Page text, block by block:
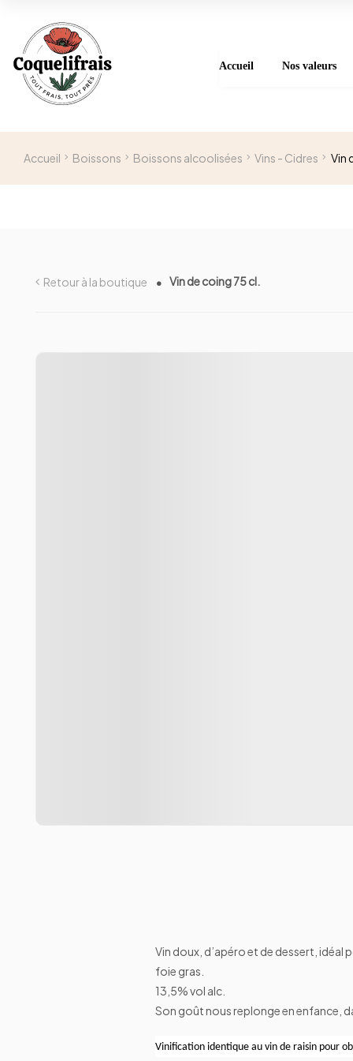
Accueil Nos valeurs
Accueil Boissons Boissons alcoolisées Vins - Cidres Vin
Retour à la boutique Vin de coing 75 cl.
Vin doux, d’apéro et de dessert,
foie gras.
13,5% vol alc.
Son goût nous replonge en enfance,
Vinification identique au vin de raisin pour